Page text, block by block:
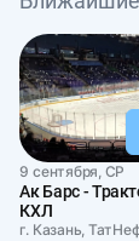
9 сентября, СР
Ак Барс -
КХЛ
г. Казань,